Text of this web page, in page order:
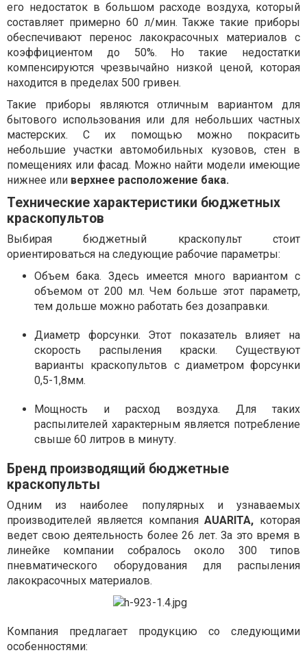
его недостаток в большом расходе воздуха, который
составляет примерно 60 л/мин. Также такие приборы
обеспечивают перенос лакокрасочных материалов с
коэффициентом до 50%. Но такие недостатки
компенсируются чрезвычайно низкой ценой, которая
находится в пределах 500 гривен.
Такие приборы являются отличным вариантом для
бытового использования или для небольших частных
мастерских. С их помощью можно покрасить
небольшие участки автомобильных кузовов, стен в
помещениях или фасад. Можно найти модели имеющие
нижнее или верхнее расположение бака.
Технические характеристики бюджетных
краскопультов
Выбирая бюджетный краскопульт стоит
ориентироваться на следующие рабочие параметры:
Объем бака. Здесь имеется много вариантом с
объемом от 200 мл. Чем больше этот параметр,
тем дольше можно работать без дозаправки.
Диаметр форсунки. Этот показатель влияет на
скорость распыления краски. Существуют
варианты краскопультов с диаметром форсунки
0,5-1,8мм.
Мощность и расход воздуха. Для таких
распылителей характерным является потребление
свыше 60 литров в минуту.
Бренд производящий бюджетные
краскопульты
Одним из наиболее популярных и узнаваемых
производителей является компанияAUARITA, которая
ведет свою деятельность более 26 лет. За это время в
линейке компании собралось около 300 типов
пневматического оборудования для распыления
лакокрасочных материалов.
Компания предлагает продукцию со следующими
особенностями: